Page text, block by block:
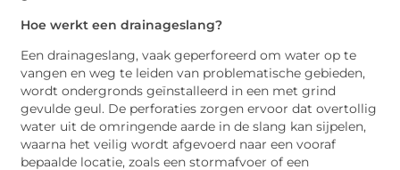
Hoe werkt een drainageslang?
Een drainageslang, vaak geperforeerd om water op te
vangen en weg te leiden van problematische gebieden,
wordt ondergronds geïnstalleerd in een met grind
gevulde geul. De perforaties zorgen ervoor dat overtollig
water uit de omringende aarde in de slang kan sijpelen,
waarna het veilig wordt afgevoerd naar een vooraf
bepaalde locatie, zoals een stormafvoer of een